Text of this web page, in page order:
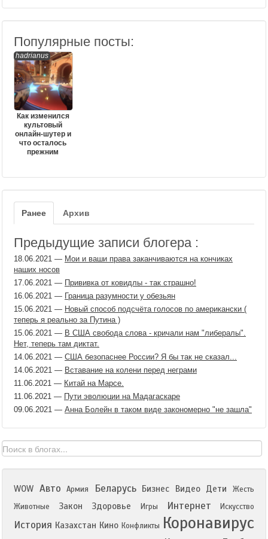
Популярные посты:
hadrianus
Как изменился
культовый
онлайн-шутер и
что осталось
прежним
Ранее Архив
Предыдущие записи блогера :
18.06.2021 — Мои и ваши права заканчиваются на кончиках
наших носов
17.06.2021 — Прививка от ковидлы - так страшно!
16.06.2021 — Граница разумности у обезьян
15.06.2021 — Новый способ подсчёта голосов по американски (
теперь я реально за Путина )
15.06.2021 — В США свобода слова - кричали нам "либералы".
Нет, теперь там диктат.
14.06.2021 — США безопаснее России? Я бы так не сказал...
14.06.2021 — Вставание на колени перед неграми
11.06.2021 — Китай на Марсе.
11.06.2021 — Пути эволюции на Мадагаскаре
09.06.2021 — Анна Болейн в таком виде закономерно "не зашла"
WOW Авто Армия Беларусь Бизнес Видео Дети
Жесть
Животные
Закон Здоровье Игры Интернет Искусство
История Казахстан Кино Конфликты Коронавирус